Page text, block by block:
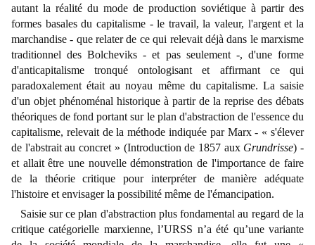
autant la réalité du mode de production soviétique à partir des
formes basales du capitalisme - le travail, la valeur, l'argent et la
marchandise - que relater de ce qui relevait déjà dans le marxisme
traditionnel des Bolcheviks - et pas seulement -, d'une forme
d'anticapitalisme tronqué ontologisant et affirmant ce qui
paradoxalement était au noyau même du capitalisme. La saisie
d'un objet phénoménal historique à partir de la reprise des débats
théoriques de fond portant sur le plan d'abstraction de l'essence du
capitalisme, relevait de la méthode indiquée par Marx - «s'élever
de l'abstrait au concret » (Introduction de 1857 aux Grundrisse) -
et allait être une nouvelle démonstration de l'importance de faire
de la théorie critique pour interpréter de manière adéquate
l'histoire et envisager la possibilité même de l'émancipation.
Saisie sur ce plan d'abstraction plus fondamental au regard de la
critique catégorielle marxienne, l’URSS n’a été qu’une variante